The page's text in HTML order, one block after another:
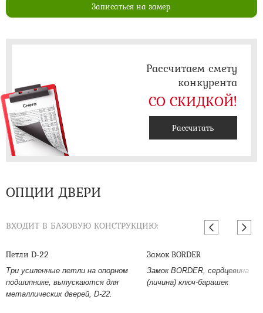
Записаться на замер
Рассчитаем смету
конкурента
СО СКИДКОЙ!
Рассчитать
ОПЦИИ ДВЕРИ
ВХОДИТ В БАЗОВУЮ КОНСТРУКЦИЮ:
Петли D-22
Три усиленные петли на опорном
подшипнике, выпускаются для
металлических дверей, D-22.
Замок BORDER
Замок BORDER, сердцевина
(личина) ключ-барашек